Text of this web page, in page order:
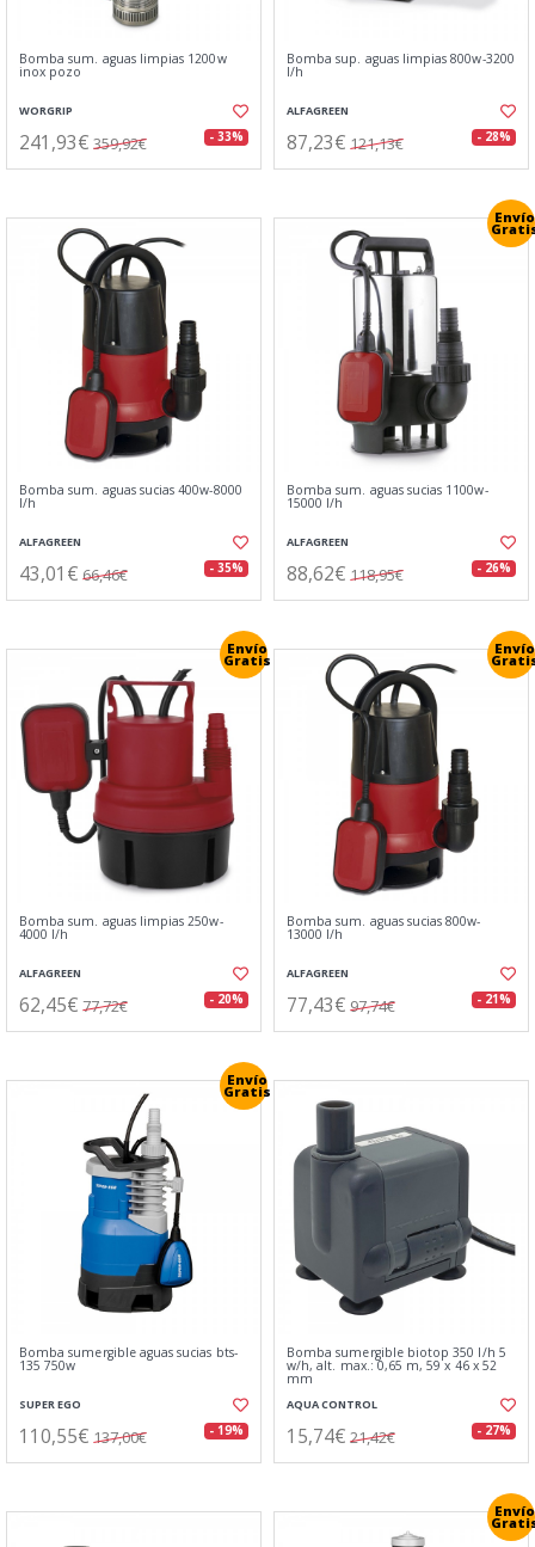
Bomba sum. aguas limpias 1200w
inox pozo
WORGRIP
241,93€ 359,92€ - 33%
Bomba sup. aguas limpias 800w-3200
l/h
ALFAGREEN
87,23€ 121,13€ - 28%
Bomba sum. aguas sucias 400w-8000
l/h
ALFAGREEN
43,01€ 66,46€ - 35%
Envío
Bomba sum. aguas sucias 1100w-
15000 l/h
ALFAGREEN
88,62€ 118,95€ - 26%
Envío
Gratis
Bomba sum. aguas limpias 250w-
4000 l/h
ALFAGREEN
62,45€ 77,72€ - 20%
Envío
Bomba sum. aguas sucias 800w-
13000 l/h
ALFAGREEN
77,43€ 97,74€ - 21%
Envío
Gratis
Bomba sumergible aguas sucias bts-
135 750w
SUPER EGO
110,55€ 137,00€ - 19%
Bomba sumergible biotop 350 l/h 5
w/h, alt. max.: 0,65 m, 59 x 46 x 52
mm
AQUA CONTROL
15,74€ 21,42€ - 27%
Envío